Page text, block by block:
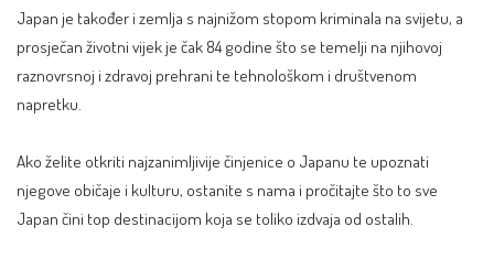
Japan je također i zemlja s najnižom stopom kriminala na svijetu, a
prosječan životni vijek je čak 84 godine što se temelji na njihovoj
raznovrsnoj i zdravoj prehrani te tehnološkom i društvenom
napretku.
Ako želite otkriti najzanimljivije činjenice o Japanu te upoznati
njegove običaje i kulturu, ostanite s nama i pročitajte što to sve
Japan čini top destinacijom koja se toliko izdvaja od ostalih.